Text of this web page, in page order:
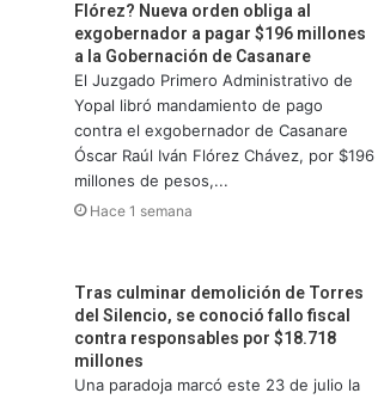
Flórez? Nueva orden obliga al
exgobernador a pagar $196 millones
a la Gobernación de Casanare
El Juzgado Primero Administrativo de
Yopal libró mandamiento de pago
contra el exgobernador de Casanare
Óscar Raúl Iván Flórez Chávez, por $196
millones de pesos,...
Hace 1 semana
Tras culminar demolición de Torres
del Silencio, se conoció fallo fiscal
contra responsables por $18.718
millones
Una paradoja marcó este 23 de julio la